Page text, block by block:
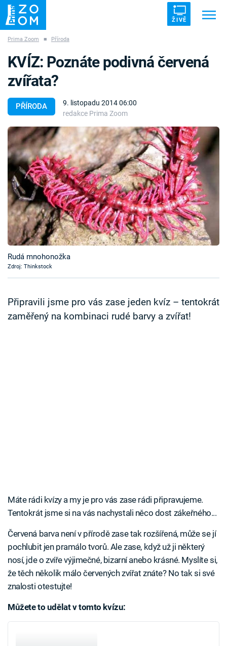
ŽIVĚ
ZÁHADY VETŘELCI DÁVNOVĚKU
Témata
Témata
Pořady
TV Program
Časopis
Sledujte prima+
Prima Zoom ■ Příroda
PŘÍRODA
9. listopadu 2014 06:00
redakce Prima Zoom
KVÍZ: Poznáte podivná červená
zvířata?
Rudá mnohonožka
Zdroj: Thinkstock
Připravili jsme pro vás zase jeden kvíz – tentokrát
zaměřený na kombinaci rudé barvy a zvířat!
Máte rádi kvízy a my je pro vás zase rádi připravujeme.
Tentokrát jsme si na vás nachystali něco dost zákeřného...
Červená barva není v přírodě zase tak rozšířená, může se jí
pochlubit jen pramálo tvorů. Ale zase, když už ji některý
nosí, jde o zvíře výjimečné, bizarní anebo krásné. Myslíte si,
že těch několik málo červených zvířat znáte? No tak si své
znalosti otestujte!
Můžete to udělat v tomto kvízu: